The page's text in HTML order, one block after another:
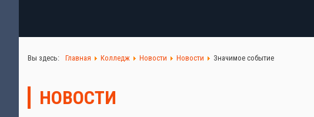
Вы здесь: Главная Колледж Новости Новости Значимое событие
НОВОСТИ